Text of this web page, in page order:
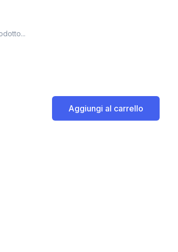
Aggiungi al carrello